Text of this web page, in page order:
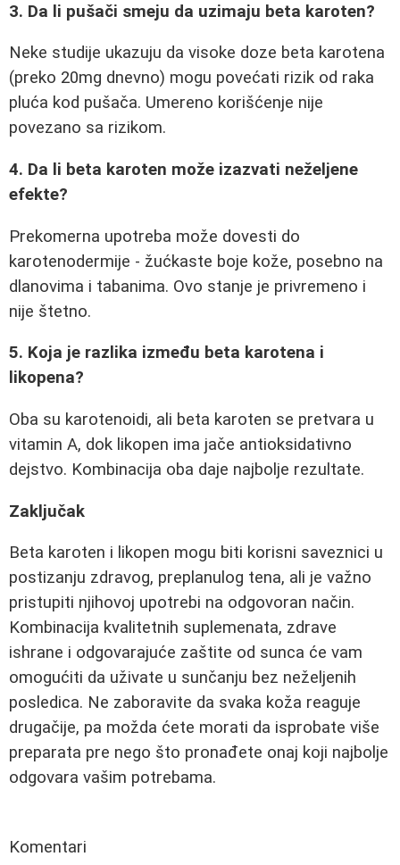
3. Da li pušači smeju da uzimaju beta karoten?
Neke studije ukazuju da visoke doze beta karotena
(preko 20mg dnevno) mogu povećati rizik od raka
pluća kod pušača. Umereno korišćenje nije
povezano sa rizikom.
4. Da li beta karoten može izazvati neželjene
efekte?
Prekomerna upotreba može dovesti do
karotenodermije - žućkaste boje kože, posebno na
dlanovima i tabanima. Ovo stanje je privremeno i
nije štetno.
5. Koja je razlika između beta karotena i
likopena?
Oba su karotenoidi, ali beta karoten se pretvara u
vitamin A, dok likopen ima jače antioksidativno
dejstvo. Kombinacija oba daje najbolje rezultate.
Zaključak
Beta karoten i likopen mogu biti korisni saveznici u
postizanju zdravog, preplanulog tena, ali je važno
pristupiti njihovoj upotrebi na odgovoran način.
Kombinacija kvalitetnih suplemenata, zdrave
ishrane i odgovarajuće zaštite od sunca će vam
omogućiti da uživate u sunčanju bez neželjenih
posledica. Ne zaboravite da svaka koža reaguje
drugačije, pa možda ćete morati da isprobate više
preparata pre nego što pronađete onaj koji najbolje
odgovara vašim potrebama.
Komentari